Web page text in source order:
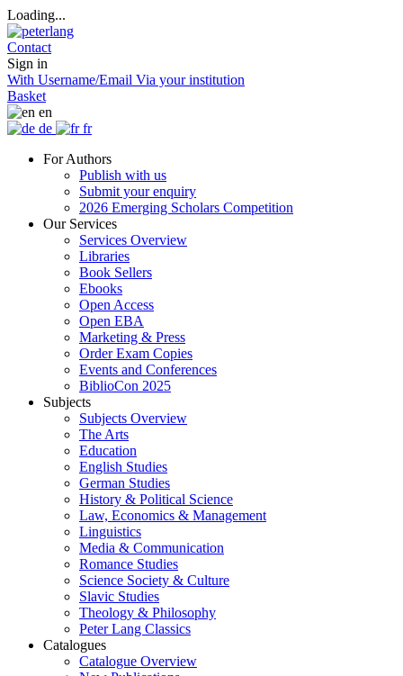
Loading...
Contact
Sign in
With Username/Email Via your institution
Basket
en
de
fr
For Authors
Publish with us
Submit your enquiry
2026 Emerging Scholars Competition
Our Services
Services Overview
Libraries
Book Sellers
Ebooks
Open Access
Open EBA
Marketing & Press
Order Exam Copies
Events and Conferences
BiblioCon 2025
Subjects
Subjects Overview
The Arts
Education
English Studies
German Studies
History & Political Science
Law, Economics & Management
Linguistics
Media & Communication
Romance Studies
Science Society & Culture
Slavic Studies
Theology & Philosophy
Peter Lang Classics
Catalogues
Catalogue Overview